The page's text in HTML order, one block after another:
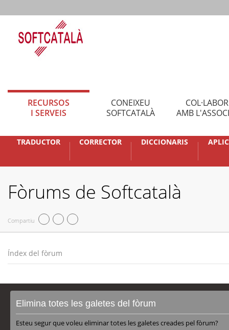
RECURSOS
I SERVEIS
CONEIXEU
SOFTCATALÀ
AMB
TRADUCTOR CORRECTOR DICCIONARIS
Fòrums de Softcatalà
Compartiu
Índex del fòrum
Elimina totes les galetes del fòrum
Esteu segur que voleu eliminar totes les galetes creades pel fòrum?